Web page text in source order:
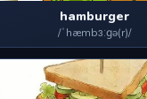
hamburger
/ˈhæmbɜːɡə(r)/